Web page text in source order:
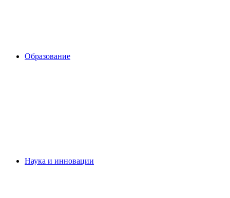
Образование
Наука и инновации